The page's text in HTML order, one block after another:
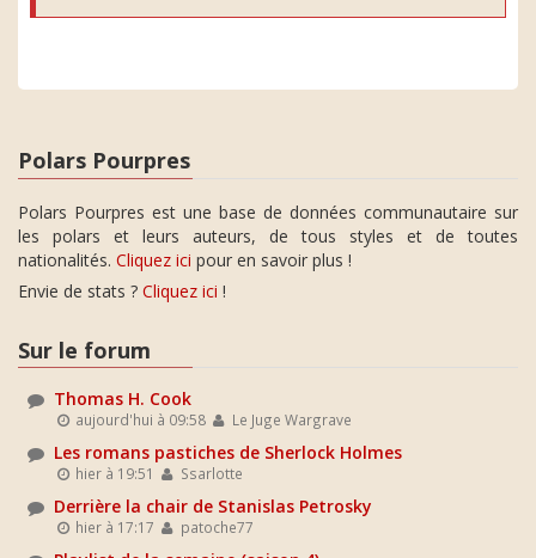
Polars Pourpres
Polars Pourpres est une base de données communautaire sur
les polars et leurs auteurs, de tous styles et de toutes
nationalités. Cliquez ici pour en savoir plus !
Envie de stats ? Cliquez ici !
Sur le forum
Thomas H. Cook
aujourd'hui à 09:58 Le Juge Wargrave
Les romans pastiches de Sherlock Holmes
hier à 19:51 Ssarlotte
Derrière la chair de Stanislas Petrosky
hier à 17:17 patoche77